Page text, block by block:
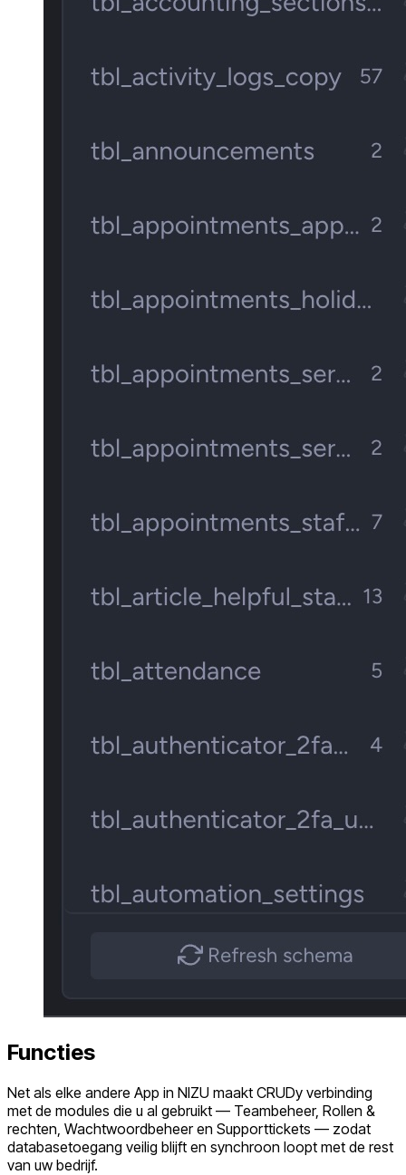
Functies
Net als elke andere App in NIZU maakt CRUDy verbinding
met de modules die u al gebruikt — Teambeheer, Rollen &
rechten, Wachtwoordbeheer en Supporttickets — zodat
databasetoegang veilig blijft en synchroon loopt met de rest
van uw bedrijf.